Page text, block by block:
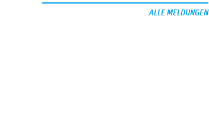
ALLE MELDUNGEN